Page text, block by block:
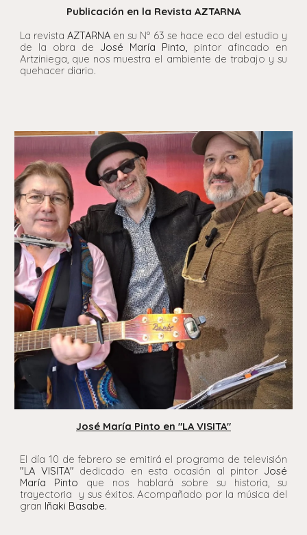
Publicación en la Revista AZTARNA
La revistaAZTARNA en su Nº 63 se hace eco del estudio y
de la obra de José María Pinto, pintor afincado en
Artziniega, que nos muestra el ambiente de trabajo y su
quehacer diario.
José María Pinto en "LA VISITA"
El día 10 de febrero se emitirá el programa de televisión
"LA VISITA" dedicado en esta ocasión al pintor José
María Pinto que nos hablará sobre su historia, su
trayectoria y sus éxitos. Acompañado por la música del
gran Iñaki Basabe.